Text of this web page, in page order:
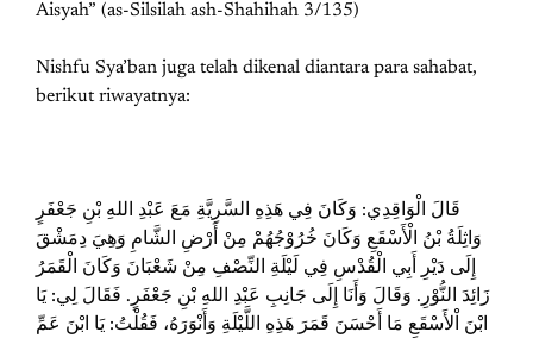
Aisyah” (as-Silsilah ash-Shahihah 3/135)
Nishfu Sya’ban juga telah dikenal diantara para sahabat,
berikut riwayatnya:
قَالَ الْوَاقِدِي: وَكَانَ فِي هَذِهِ السَّرِيَّةِ مَعَ عَبْدِ اللهِ بْنِ جَعْفَرٍ
وَاثِلَةُ بْنُ الْأَسْقَعِ وَكَانَ خُرُوْجُهُمْ مِنْ أَرْضِ الشَّامِ وَهِيَ دِمَشْقَ
إِلَى دَيْرِ أَبِي الْقُدْسِ فِي لَيْلَةِ النِّصْفِ مِنْ شَعْبَانَ وَكَانَ الْقَمَرُ
زَائِدَ النُّوْرِ. وَقَالَ وَأَنَا إِلَى جَانِبِ عَبْدِ اللهِ بْنِ جَعْفَرٍ. فَقَالَ لِي: يَا
ابْنَ اْلأَسْقَعِ مَا أَحْسَنَ قَمَرَ هَذِهِ اللَّيْلَةِ وَأَنْوَرَهُ، فَقُلْتُ: يَا ابْنَ عَمِّ